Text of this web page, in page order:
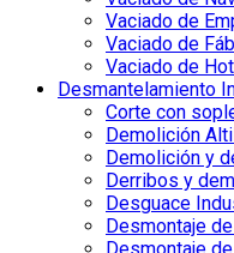
Vaciado de
Vaciado de
Vaciado de
Desmantelamiento
Corte con
Demolición
Demolición y
Derribos y
Desguace
Desmontaje